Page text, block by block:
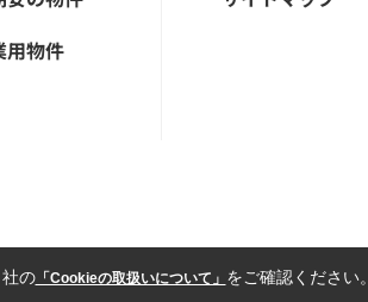
用物件
の「Cookieの取扱いについて」 をご確認ください。